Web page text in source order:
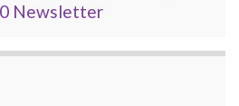
Newsletter